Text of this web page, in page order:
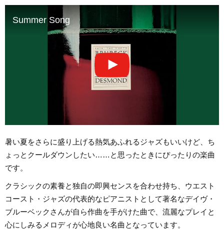
Summer Song
暑い夏をさらに盛り上げる熱気あふれるジャズもいいけど、ち
ょっとクールダウンしたい……と思ったときにぴったりの楽曲
です。
クラシックの素養と独自の即興センスを合わせ持ち、ウエスト
コースト・ジャズの代表的なピアニストとして著名なデイヴ・
ブルーベックさんが自ら作曲を手がけた曲で、流麗なプレイと
心にしみるメロディが心地良い名曲となっています。